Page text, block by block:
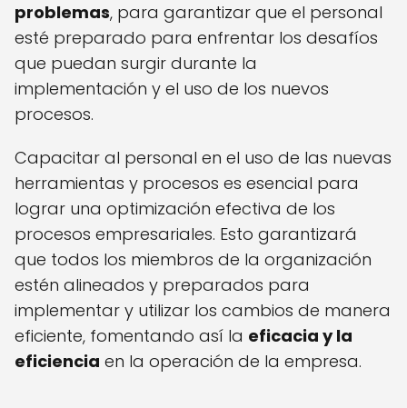
problemas, para garantizar que el personal
esté preparado para enfrentar los desafíos
que puedan surgir durante la
implementación y el uso de los nuevos
procesos.
Capacitar al personal en el uso de las nuevas
herramientas y procesos es esencial para
lograr una optimización efectiva de los
procesos empresariales. Esto garantizará
que todos los miembros de la organización
estén alineados y preparados para
implementar y utilizar los cambios de manera
eficiente, fomentando así la eficacia y la
eficiencia en la operación de la empresa.